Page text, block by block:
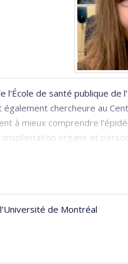
de santé publique de
chercheure au
à mieux comprendre
organe et
et psychologiques chez
son doctorat en santé
McGill en 2018. Par
de connaissances, en
de Montréal